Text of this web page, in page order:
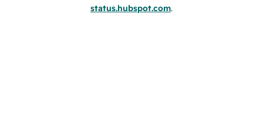
status.hubspot.com.